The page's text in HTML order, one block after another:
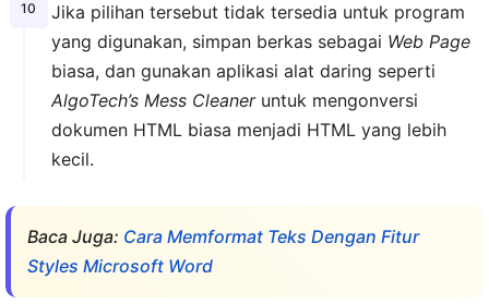
Jika pilihan tersebut tidak tersedia untuk program
yang digunakan, simpan berkas sebagai Web Page
biasa, dan gunakan aplikasi alat daring seperti
AlgoTech’s Mess Cleaneruntuk mengonversi
dokumen HTML biasa menjadi HTML yang lebih
kecil.
Baca Juga: Cara Memformat Teks Dengan Fitur
Styles Microsoft Word